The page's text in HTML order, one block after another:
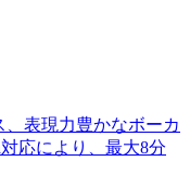
、表現力豊かなボーカ
応により、最大8分